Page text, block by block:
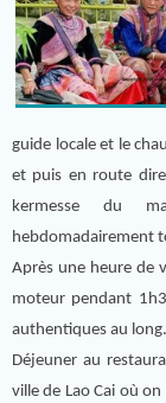
guide locale et le
et puis en route
kermesse du
hebdomadairement
Après une heure de
moteur pendant
authentiques au long.
Déjeuner au
ville de Lao Cai où